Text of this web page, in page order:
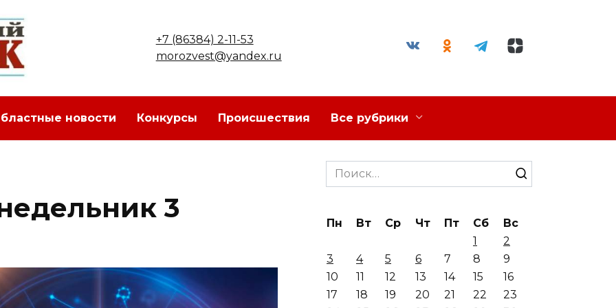
+7 (86384) 2-11-53
morozvest@yandex.ru
новости Конкурсы Происшествия Все рубрики
3
Search
for:
Пн Вт Ср Чт Пт Сб
Вс
1
2
3
4 5 6 7 8
9
10
11 12 13 14 15
16
17
18 19 20 21 22
23